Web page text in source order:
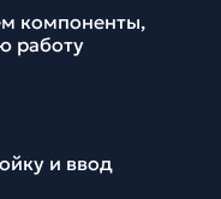
компоненты,
работу
и ввод